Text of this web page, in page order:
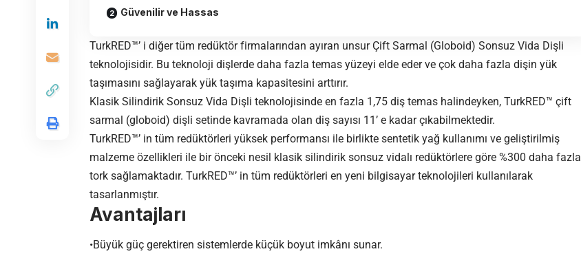
Güvenilir ve Hassas
TurkRED™’ i diğer tüm redüktör firmalarından ayıran unsur Çift Sarmal (Globoid) Sonsuz Vida Dişli
teknolojisidir. Bu teknoloji dişlerde daha fazla temas yüzeyi elde eder ve çok daha fazla dişin yük
taşımasını sağlayarak yük taşıma kapasitesini arttırır.
Klasik Silindirik Sonsuz Vida Dişli teknolojisinde en fazla 1,75 diş temas halindeyken, TurkRED™ çift
sarmal (globoid) dişli setinde kavramada olan diş sayısı 11’ e kadar çıkabilmektedir.
TurkRED™’ in tüm redüktörleri yüksek performansı ile birlikte sentetik yağ kullanımı ve geliştirilmiş
malzeme özellikleri ile bir önceki nesil klasik silindirik sonsuz vidalı redüktörlere göre %300 daha fazla
tork sağlamaktadır. TurkRED™’ in tüm redüktörleri en yeni bilgisayar teknolojileri kullanılarak
tasarlanmıştır.
Avantajları
•Büyük güç gerektiren sistemlerde küçük boyut imkânı sunar.